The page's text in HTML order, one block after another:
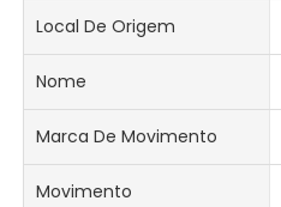
Local De Origem
Nome
Marca De Movimento
Movimento